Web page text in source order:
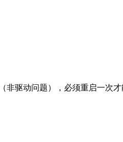
非驱动问题），必须重启一次